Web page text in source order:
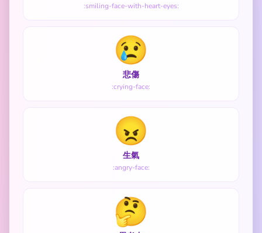
:smiling-face-with-heart-eyes:
😢
悲傷
:crying-face:
😠
生氣
:angry-face:
🤔